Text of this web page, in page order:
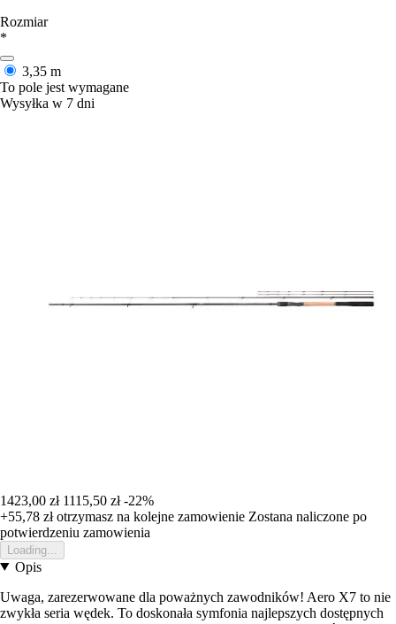
Rozmiar
*
3,35 m
To pole jest wymagane
Wysyłka w 7 dni
1423,00 zł 1115,50 zł -22%
+55,78 złotrzymasz na kolejne zamowienie Zostana naliczone po
potwierdzeniu zamowienia
Loading...
Opis
Uwaga, zarezerwowane dla poważnych zawodników! Aero X7 to nie
zwykła seria wędek. To doskonała symfonia najlepszych dostępnych